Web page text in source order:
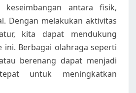
keseimbangan antara fisik,
Dengan melakukan aktivitas
kita dapat mendukung
ini. Berbagai olahraga seperti
berenang dapat menjadi
untuk meningkatkan